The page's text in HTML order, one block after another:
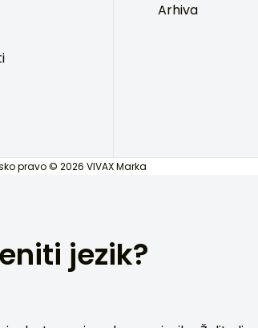
Arhiva
pravo © 2026 VIVAX Marka
jezik?